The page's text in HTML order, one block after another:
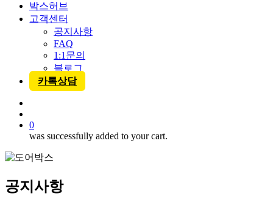
박스허브
고객센터
공지사항
FAQ
1:1문의
블로그
카톡상담
0
was successfully added to your cart.
공지사항